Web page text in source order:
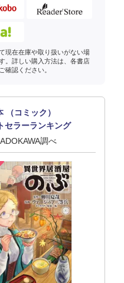
現在在庫や取り扱いがない場
。詳しい購入方法は、各書店
確認ください。
（コミック）
セラーランキング
調べ